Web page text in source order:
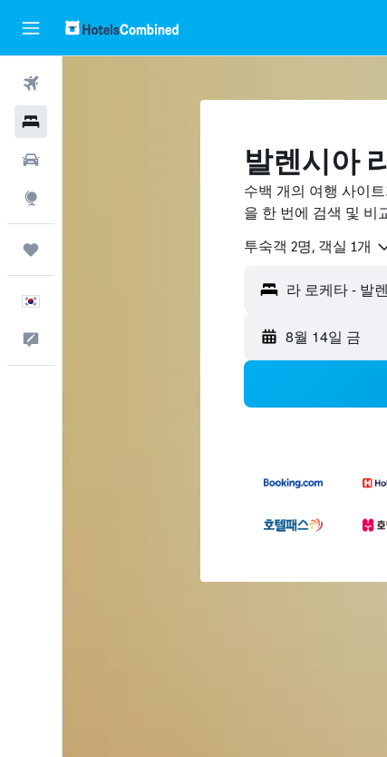
발렌시아
수백 개의 여행 사이
을 한 번에 검색 및 비
​투숙객 2​명, ​객실 1개
8월 14일 금